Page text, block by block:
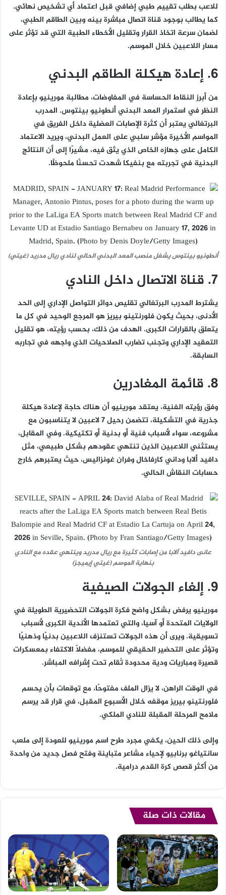
للاعب بطلب تقييم طبي إضافي قبل اعتماد أي تشخيص نهائي.
كما يطالب بوجود قناة اتصال مباشرة بينه وبين الطاقم الطبي،
لضمان سرعة اتخاذ القرار وتقليل الأخطاء الطبية التي قد تؤثر على
مسار اللاعبين خلال الموسم.
6. إعادة هيكلة الطاقم البدني
من أبرز النقاط الحساسة في المفاوضات، مطالبة مورينيو بإعادة
النظر في استمرار المعد البدني أنطونيو بينتوس. المدرب
البرتغالي يعتبر أن كثرة الإصابات العضلية داخل الفريق في
المواسم الأخيرة مؤشر سلبي على العمل البدني، ويريد الاعتماد
الكامل على جهازه الخاص الذي يثق فيه، مشيرًا إلى أن النتائج
البدنية في تجربته مع بنفيكا شهدت تحسنًا ملحوظًا.
أنطونيو بينتوس يشغل منصب المعد البدني الحالي لنادي ريال مدريد (غيتي)
7. قناة الاتصال داخل النادي
يشترط المدرب البرتغالي تقليص دوائر التواصل الإداري إلى الحد
الأدنى، بحيث يكون فلورنتينو بيريز هو المرجع الوحيد في كل ما
يتعلق بالقرارات الكبرى. الهدف من ذلك، بحسب رؤيته، هو تقليل
التعقيد الإداري وتجنب تضارب الصلاحيات الذي واجهه في تجاربه
السابقة.
8. قائمة المغادرين
وفق رؤيته الفنية، يعتقد مورينيو أن هناك حاجة لإعادة هيكلة
جذرية في التشكيلة، تتضمن رحيل 7 لاعبين لا يتناسبون مع
مشروعه، سواء لأسباب فنية أو بدنية أو تكتيكية. وفي المقابل،
يستثني اللاعبين الذين تنتهي عقودهم بشكل طبيعي، مثل
دافيد ألابا وداني كارفاخال وفران غونزاليس، حيث يعتبرهم خارج
حسابات النقاش الحالي.
عانى دافيد آلابا من إصابات كثيرة مع ريال مدريد وينتهي عقده مع النادي
بنهاية الموسم (غيتي إيميجز)
9. إلغاء الجولات الصيفية
مورينيو يرفض بشكل واضح فكرة الجولات التحضيرية الطويلة في
الولايات المتحدة أو آسيا، والتي تعتمدها الأندية الكبرى لأسباب
تسويقية. ويرى أن هذه الجولات تستنزف اللاعبين بدنيًا وذهنيًا
وتؤثر على التحضير الحقيقي للموسم، مفضلًا الاكتفاء بمعسكرات
قصيرة ومباريات ودية محدودة تُقام تحت إشرافه المباشر.
في الوقت الراهن، لا يزال الملف مفتوحًا، مع توقعات بأن يحسم
فلورنتينو بيريز موقفه خلال الأسبوع المقبل، في قرار قد يرسم
ملامح المرحلة المقبلة للنادي الملكي.
وإلى ذلك الحين، يكفي مجرد طرح اسم مورينيو للعودة إلى ملعب
سانتياغو برنابيو لإحياء مشاعر متباينة وفتح فصل جديد من واحدة
من أكثر قصص كرة القدم درامية.
مقالات ذات صلة